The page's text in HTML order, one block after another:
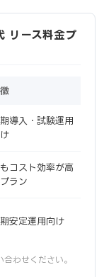
ース料金プ
導入・試験運用
コスト効率が高
ラン
安定運用向け
わせください。